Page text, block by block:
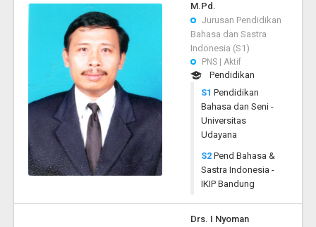
M.Pd.
Jurusan Pendidikan
Bahasa dan Sastra
Indonesia (S1)
PNS | Aktif
Pendidikan
S1 Pendidikan
Bahasa dan Seni -
Universitas
Udayana
S2 Pend Bahasa &
Sastra Indonesia -
IKIP Bandung
Drs. I Nyoman